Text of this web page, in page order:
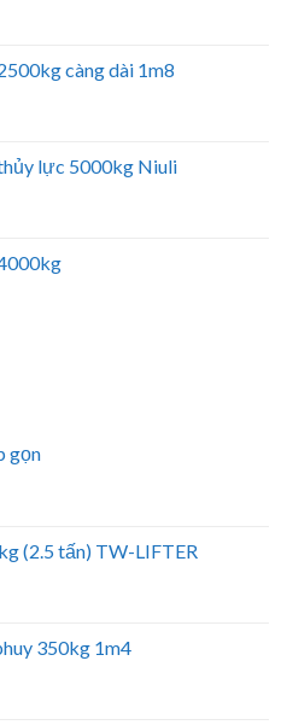
càng dài 1m8
lực 5000kg Niuli
gọn
(2.5 tấn) TW-LIFTER
350kg 1m4